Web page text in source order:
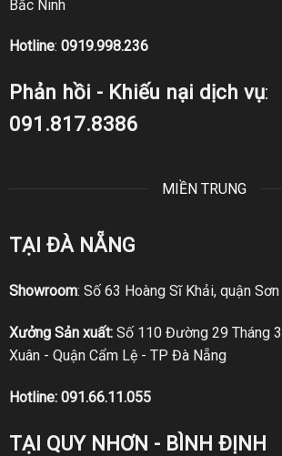
Bắc Ninh
Hotline: 0919.998.236
Phản hồi - Khiếu nại dịch vụ:
091.817.8386
MIỀN TRUNG
TẠI ĐÀ NẴNG
Showroom: Số 63 Hoàng Sĩ Khải, quận
Xưởng Sản xuất:Số 110 Đường 29 Tháng
Xuân - Quận Cẩm Lệ - TP Đà Nẵng
Hotline: 091.66.11.055
TẠI QUY NHƠN - BÌNH ĐỊNH